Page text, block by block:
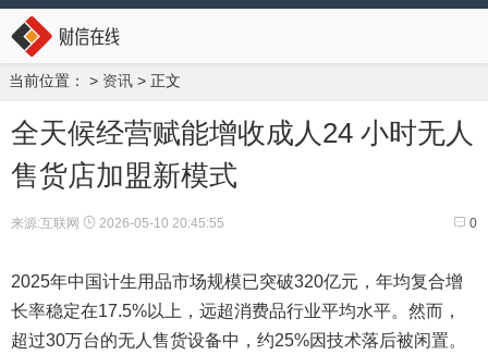
当前位置： > 资讯 > 正文
全天候经营赋能增收成人24 小时无人
售货店加盟新模式
0
来源:互联网 2026-05-10 20:45:55
2025年中国计生用品市场规模已突破320亿元，年均复合增
长率稳定在17.5%以上，远超消费品行业平均水平。然而，
超过30万台的无人售货设备中，约25%因技术落后被闲置。